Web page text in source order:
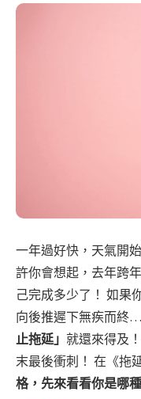
一年過好快，天氣開
許你會想起，去年跨
己完成多少了！ 如果
向後推遲下無疾而終
止拖延」 就還來得及
末最後衝刺！ 在《拖
格，先來看看你是哪